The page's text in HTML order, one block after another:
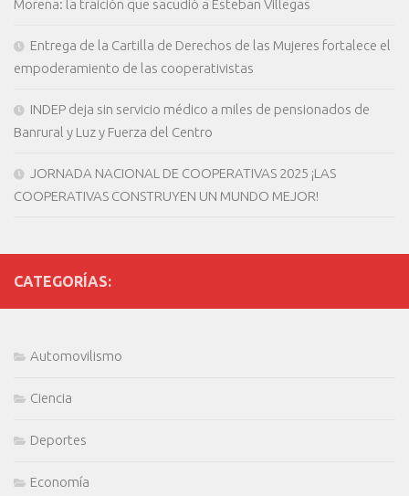
Morena: la traición que sacudió a Esteban Villegas
Entrega de la Cartilla de Derechos de las Mujeres fortalece el
empoderamiento de las cooperativistas
INDEP deja sin servicio médico a miles de pensionados de
Banrural y Luz y Fuerza del Centro
JORNADA NACIONAL DE COOPERATIVAS 2025 ¡LAS
COOPERATIVAS CONSTRUYEN UN MUNDO MEJOR!
CATEGORÍAS:
Automovilismo
Ciencia
Deportes
Economía